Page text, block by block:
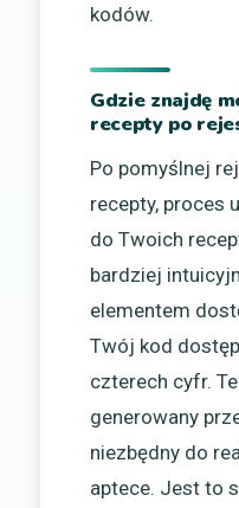
kodów.
Gdzie znajdę
recepty po
Po pomyślnej
recepty, proces
do Twoich
bardziej
elementem
Twój kod
czterech cyfr.
generowany
niezbędny do
aptece. Jest to